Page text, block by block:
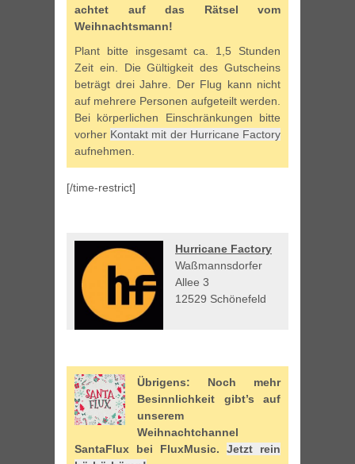
achtet auf das Rätsel vom
Weihnachtsmann!
Plant bitte insgesamt ca. 1,5 Stunden
Zeit ein. Die Gültigkeit des Gutscheins
beträgt drei Jahre. Der Flug kann nicht
auf mehrere Personen aufgeteilt werden.
Bei körperlichen Einschränkungen bitte
vorher Kontakt mit der Hurricane Factory
aufnehmen.
[/time-restrict]
Hurricane Factory
Waßmannsdorfer
Allee 3
12529 Schönefeld
Übrigens: Noch mehr
Besinnlichkeit gibt’s auf
unserem
Weihnachtchannel
SantaFlux bei FluxMusic. Jetzt rein